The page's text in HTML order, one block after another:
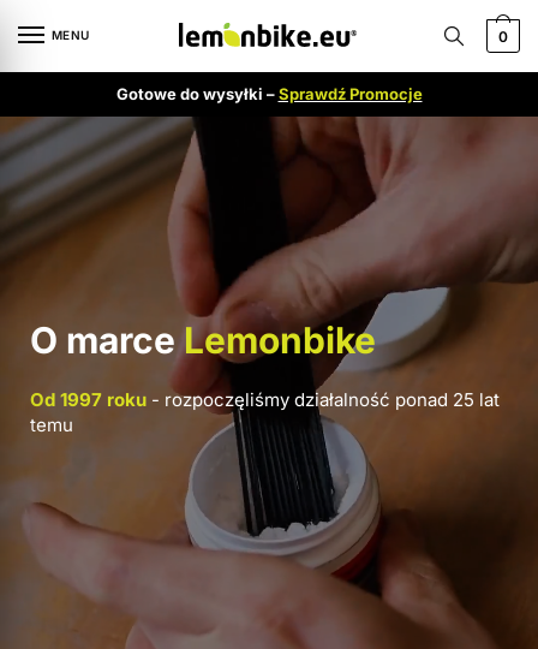
MENU 0
Gotowe do wysyłki –Sprawdź Promocje
O marceLemonbike
Od 1997 roku - rozpoczęliśmy działalność ponad 25 lat
temu